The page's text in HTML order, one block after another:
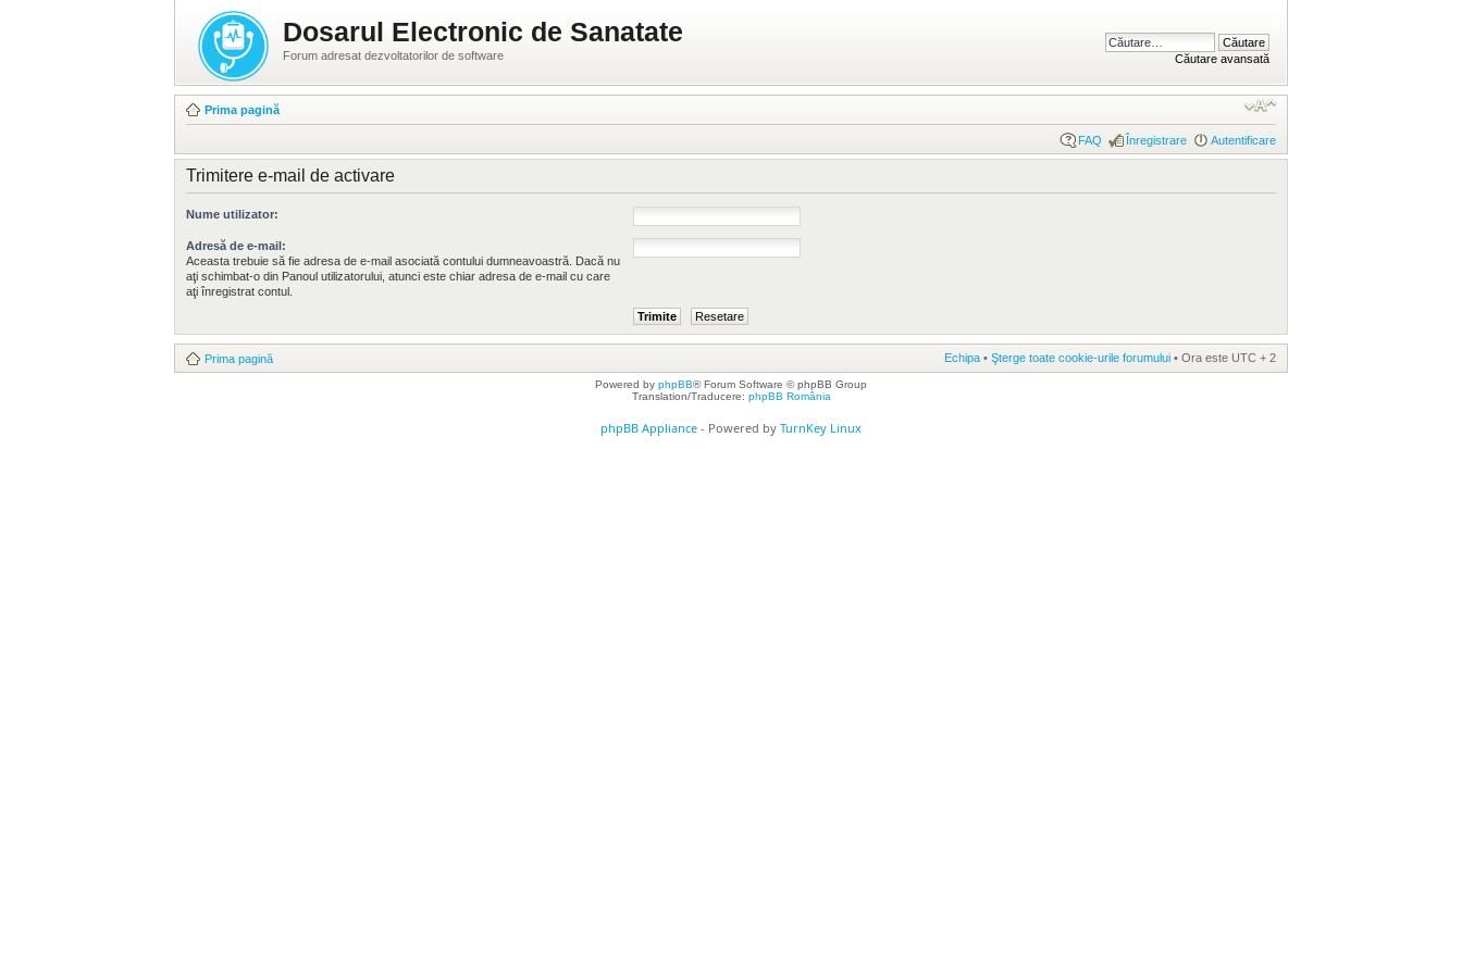
Dosarul Electronic de Sanatate
Forum adresat dezvoltatorilor de software Căutare avansată
Prima pagină
FAQ Înregistrare Autentificare
Trimitere e-mail de activare
Nume utilizator:
Adresă de e-mail:
Aceasta trebuie să fie adresa de e-mail asociată contului dumneavoastră. Dacă nu
aţi schimbat-o din Panoul utilizatorului, atunci este chiar adresa de e-mail cu care
aţi înregistrat contul.
Prima pagină Echipa • Şterge toate cookie-urile forumului • Ora este UTC + 2
Powered by phpBB® Forum Software © phpBB Group
Translation/Traducere: phpBB România
phpBB Appliance - Powered by TurnKey Linux